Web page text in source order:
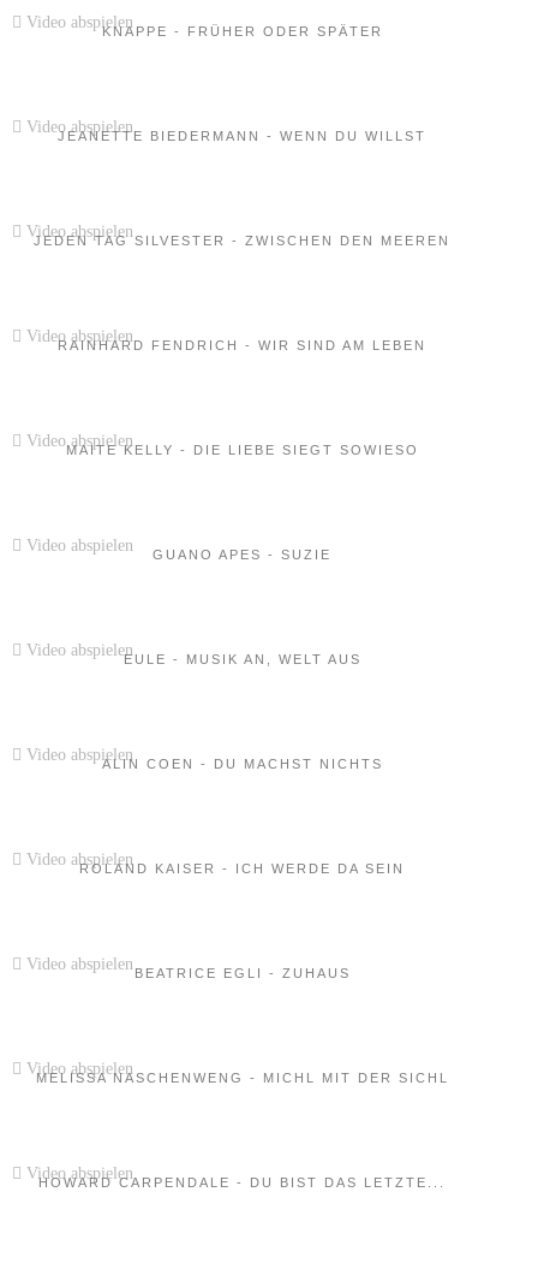
Video abspielenKNAPPE - FRÜHER ODER SPÄTER
Video abspielen
JEANETTE BIEDERMANN - WENN DU WILLST
Video abspielen
JEDEN TAG SILVESTER - ZWISCHEN DEN MEEREN
Video abspielen
RAINHARD FENDRICH - WIR SIND AM LEBEN
Video abspielen
MAITE KELLY - DIE LIEBE SIEGT SOWIESO
Video abspielen GUANO APES - SUZIE
Video abspielenEULE - MUSIK AN, WELT AUS
Video abspielenALIN COEN - DU MACHST NICHTS
Video abspielenROLAND KAISER - ICH WERDE DA SEIN
Video abspielenBEATRICE EGLI - ZUHAUS
Video abspielen
MELISSA NASCHENWENG - MICHL MIT DER SICHL
Video abspielen
HOWARD CARPENDALE - DU BIST DAS LETZTE...